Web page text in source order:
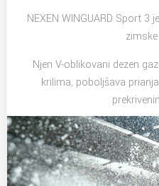
NEXEN WINGUARD Sport 3
Njen V-oblikovani dezen
krilima, poboljšava